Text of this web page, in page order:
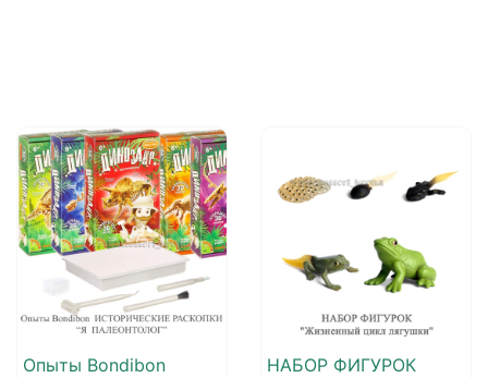
Опыты Bondibon
НАБОР ФИГУРОК